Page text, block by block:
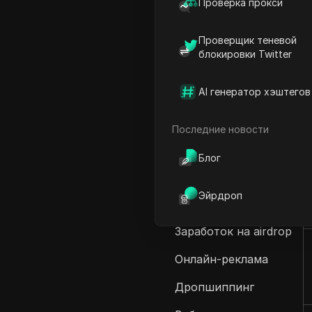
Проверка прокси
Проверщик теневой
блокировки Twitter
AI генератор хэштегов
Последние новости
Блог
Эйрдроп
видео
Все категории
социальных сетях
коммерция
Партнёрский
Криптовалюта
Заработок на airdrop
Онлайн-реклама
Дропшиппинг